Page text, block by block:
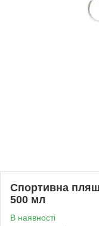
Спортивна
500 мл
В наявності